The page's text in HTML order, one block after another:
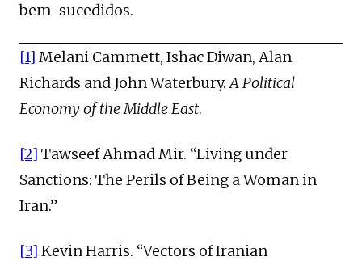
bem-sucedidos.
[1] Melani Cammett, Ishac Diwan, Alan
Richards and John Waterbury.A Political
Economy of the Middle East.
[2] Tawseef Ahmad Mir. “Living under
Sanctions: The Perils of Being a Woman in
Iran.”
[3] Kevin Harris. “Vectors of Iranian